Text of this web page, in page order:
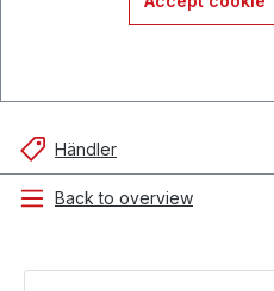
Händler
Back to overview